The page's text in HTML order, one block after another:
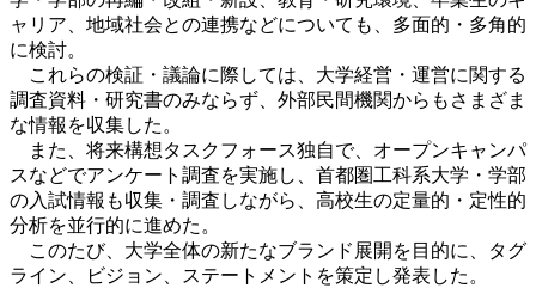
ャリア、地域社会との連携などについても、多面的・多角的
に検討。
これらの検証・議論に際しては、大学経営・運営に関する
調査資料・研究書のみならず、外部民間機関からもさまざま
な情報を収集した。
また、将来構想タスクフォース独自で、オープンキャンパ
スなどでアンケート調査を実施し、首都圏工科系大学・学部
の入試情報も収集・調査しながら、高校生の定量的・定性的
分析を並行的に進めた。
このたび、大学全体の新たなブランド展開を目的に、タグ
ライン、ビジョン、ステートメントを策定し発表した。